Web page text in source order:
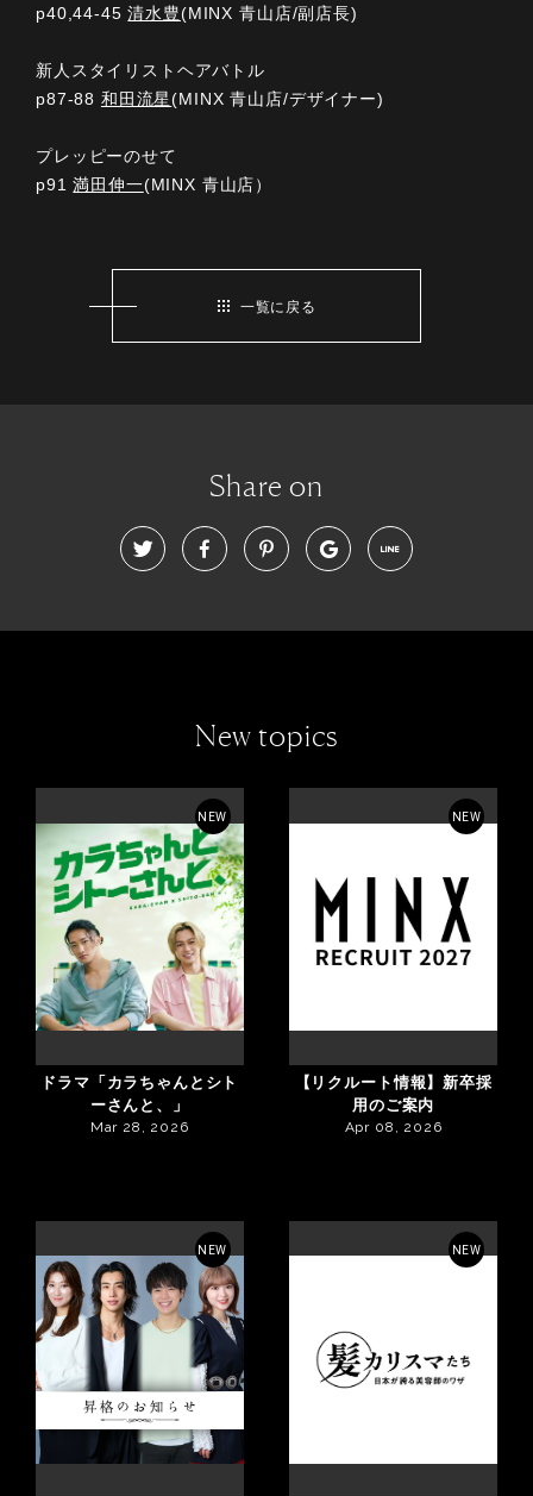
p40,44-45清水豊(MINX 青山店/副店長)
新人スタイリストヘアバトル
p87-88 和田流星(MINX 青山店/デザイナー)
プレッピーのせて
p91満田伸一(MINX 青山店）
一覧に戻る
Share on
New topics
NEW
ドラマ「カラちゃんとシト
ーさんと、」
Mar 28, 2026
NEW
【リクルート情報】新卒採
用のご案内
Apr 08, 2026
NEW NEW